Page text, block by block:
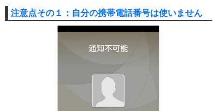
注意点その１：自分の携帯電話番号は使いません